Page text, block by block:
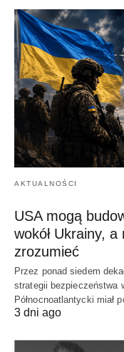
AKTUALNOŚCI
USA mogą
wokół Ukrainy,
zrozumieć
Przez ponad siedem
strategii bezpieczeństwa
Północnoatlantycki miał
3 dni ago